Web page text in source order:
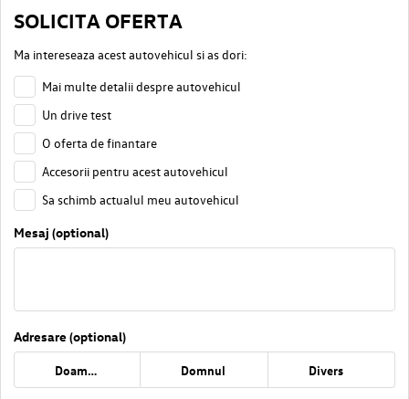
SOLICITA OFERTA
Ma intereseaza acest autovehicul si as dori:
Mai multe detalii despre autovehicul
Un drive test
O oferta de finantare
Accesorii pentru acest autovehicul
Sa schimb actualul meu autovehicul
Mesaj (optional)
Adresare (optional)
Doamna Domnul Divers